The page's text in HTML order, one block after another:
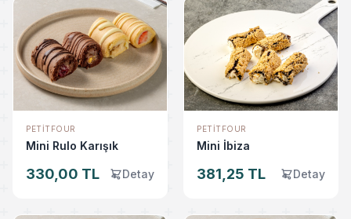
PETITFOUR
Mini Rulo Karışık
330,00 TL Detay
PETITFOUR
Mini İbiza
381,25 TL Detay